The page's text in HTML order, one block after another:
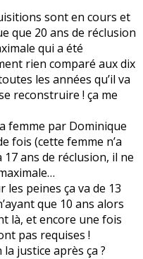
sont en cours et
que 20 ans de réclusion
qui a été
rien comparé aux dix
les années qu’il va
reconstruire ! ça me
femme par Dominique
fois (cette femme n’a
ans de réclusion, il ne
les peines ça va de 13
que 10 ans alors
là, et encore une fois
pas requises !
justice après ça ?